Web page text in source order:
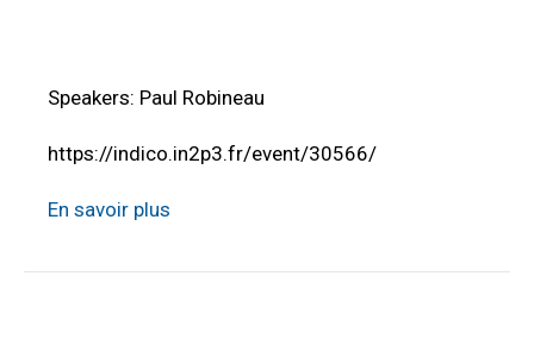
Speakers: Paul Robineau
https://indico.in2p3.fr/event/30566/
En savoir plus